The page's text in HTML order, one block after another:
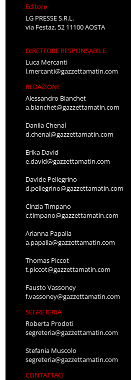
Editore
LG PRESSE S.R.L.
via Festaz, 52 11100 AOSTA
DIRETTORE RESPONSABILE
Luca Mercanti
l.mercanti@gazzettamatin.com
REDAZIONE
Alessandro Bianchet
a.bianchet@gazzettamatin.com
Danila Chenal
d.chenal@gazzettamatin.com
Erika David
e.david@gazzettamatin.com
Davide Pellegrino
d.pellegrino@gazzettamatin.com
Cinzia Timpano
c.timpano@gazzettamatin.com
Arianna Papalia
a.papalia@gazzettamatin.com
Thomas Piccot
t.piccot@gazzettamatin.com
Fausto Vassoney
f.vassoney@gazzettamatin.com
SEGRETERIA
Roberta Prodoti
segreteria@gazzettamatin.com
Stefania Muscolo
segreteria@gazzettamatin.com
CONTATTACI